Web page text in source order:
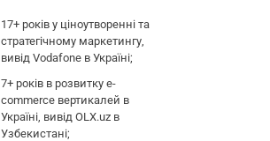
17+ років у ціноутворенні та
стратегічному маркетингу,
вивід Vodafone в Україні;
7+ років в розвитку e-
commerce вертикалей в
Україні, вивід OLX.uz в
Узбекистані;